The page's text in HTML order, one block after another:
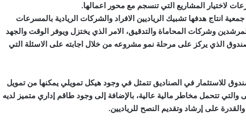
لاختيار المشاريع التي تنسجم مع محور اعمالها.
انتاج هدفها تشبيك الرياديين الافراد والشركات الريادية بالمسرعات
وشركات المحاماة والتدقيق، الامر الذي يختزل ويوفر الوقت والجهد
الذي يركز على مرحلة نمو مشروعه من خلال اجابته على الاسئلة التي
للاستثمار في الصناديق تتمثل في وجود هيكل تمويلي يمكنها من تمويل
تتحمل مخاطر مالية عالية، بالإضافة إلى وجود طاقم إداري متميز لديه
على إرشاد وتقديم النصح للرياديين.